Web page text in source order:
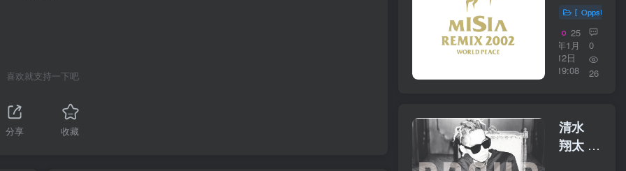
喜欢就支持一下吧
分享 收藏
REMIX
2002
WORLD
PEACE【
1kHz／
日本区
〖OppsUplus
25
年1月
12日
19:08
0
26
清水
翔太 –